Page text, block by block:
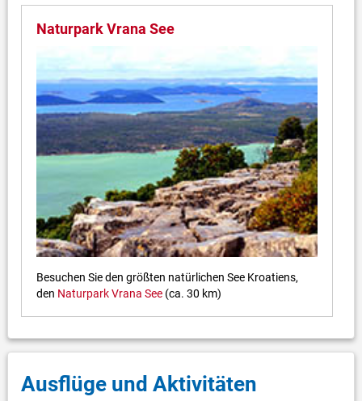
Naturpark Vrana See
Besuchen Sie den größten natürlichen See Kroatiens,
den Naturpark Vrana See(ca. 30 km)
Ausflüge und Aktivitäten